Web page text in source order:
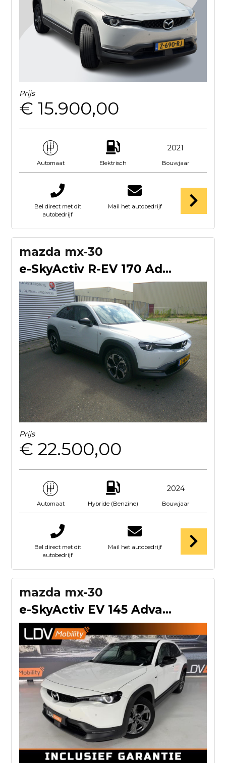
Prijs
€ 15.900,00
Automaat Elektrisch
2021
Bouwjaar
Bel direct met dit
autobedrijf
Mail het autobedrijf
mazda mx-30
e-SkyActiv R-EV 170 Advantage Hybride Staat in Hoogeveen
Prijs
€ 22.500,00
Automaat Hybride (Benzine)
2024
Bouwjaar
Bel direct met dit
autobedrijf
Mail het autobedrijf
mazda mx-30
e-SkyActiv EV 145 Advantage 36 kWh